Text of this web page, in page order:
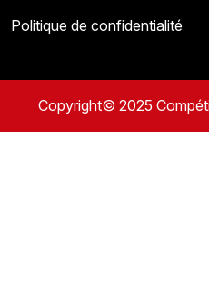
Politique de confidentialité
Copyright© 2025